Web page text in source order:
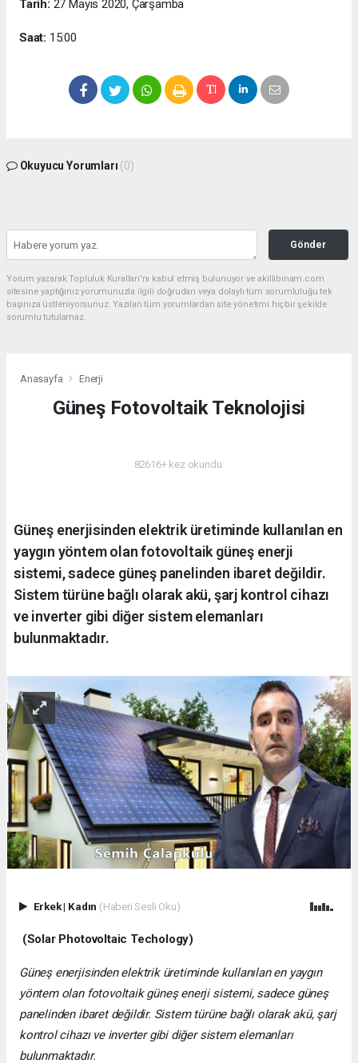
Tarih: 27 Mayıs 2020, Çarşamba
Saat: 15:00
Okuyucu Yorumları (0)
Gönder
Yorum yazarak Topluluk Kuralları’nı kabul etmiş bulunuyor ve akillibinam.com
sitesine yaptığınız yorumunuzla ilgili doğrudan veya dolaylı tüm sorumluluğu tek
başınıza üstleniyorsunuz. Yazılan tüm yorumlardan site yönetimi hiçbir şekilde
sorumlu tutulamaz.
Anasayfa Enerji
Güneş Fotovoltaik Teknolojisi
82616+ kez okundu.
Güneş enerjisinden elektrik üretiminde kullanılan en
yaygın yöntem olan fotovoltaik güneş enerji
sistemi, sadece güneş panelinden ibaret değildir.
Sistem türüne bağlı olarak akü, şarj kontrol cihazı
ve inverter gibi diğer sistem elemanları
bulunmaktadır.
Erkek| Kadın (Haberi Sesli Oku)
(Solar Photovoltaic Techology)
Güneş enerjisinden elektrik üretiminde kullanılan en yaygın
yöntem olan fotovoltaik güneş enerji sistemi, sadece güneş
panelinden ibaret değildir. Sistem türüne bağlı olarak akü, şarj
kontrol cihazı ve inverter gibi diğer sistem elemanları
bulunmaktadır.